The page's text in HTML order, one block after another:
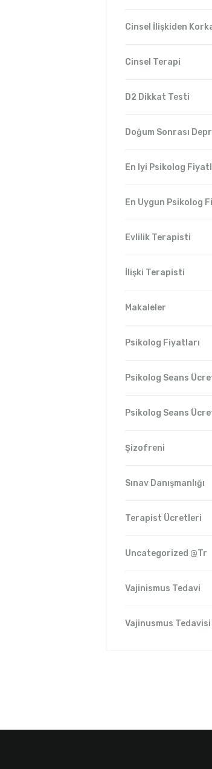
Cinsel İlişkiden
Cinsel Terapi
D2 Dikkat Testi
Doğum Sonrası
En Iyi Psikolog
En Uygun Psikolog
Evlilik Terapisti
İlişki Terapisti
Makaleler
Psikolog Fiyatları
Psikolog Seans
Psikolog Seans
Şizofreni
Sınav Danışmanlığı
Terapist Ücretleri
Uncategorized @tr
Vajinismus Tedavi
Vajinusmus Tedavisi